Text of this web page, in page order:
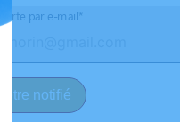
par e-mail*
être notifié